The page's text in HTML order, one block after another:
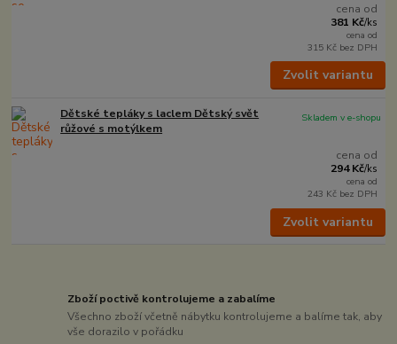
cena od
381 Kč/ks
cena od
315 Kč bez DPH
Zvolit variantu
Dětské tepláky s laclem Dětský svět
růžové s motýlkem
cena od
294 Kč/ks
cena od
243 Kč bez DPH
Skladem v e-shopu
Zvolit variantu
Zboží poctivě kontrolujeme a zabalíme
Všechno zboží včetně nábytku kontrolujeme a balíme tak, aby
vše dorazilo v pořádku